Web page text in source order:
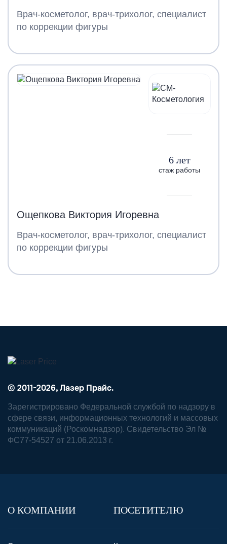
Врач-косметолог, врач-трихолог, специалист
по коррекции фигуры
6 лет
стаж работы
Ощепкова Виктория Игоревна
Врач-косметолог, врач-трихолог, специалист
по коррекции фигуры
© 2011-2026, Лазер Прайс.
Зарегистрировано Федеральной службой по надзору в
сфере связи, информационных технологий и массовых
коммуникаций (Роскомнадзор). Свидетельство Эл №
ФС77-54527 от 21.06.2013 г.
О КОМПАНИИ ПОСЕТИТЕЛЮ